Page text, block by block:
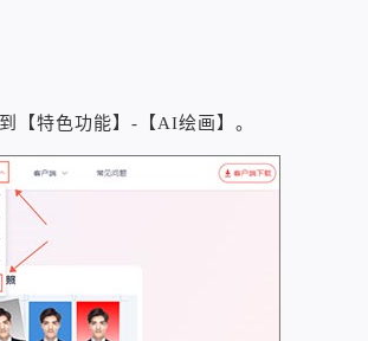
【特色功能】-【AI绘画】。